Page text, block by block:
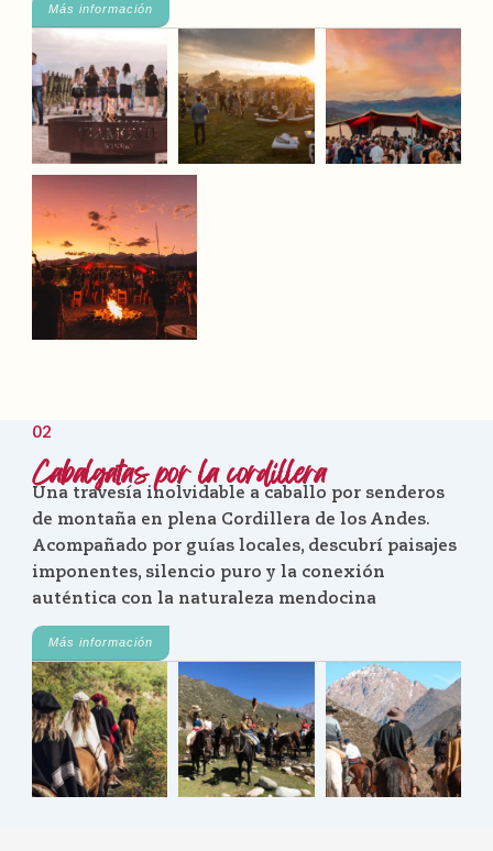
Más información
02
Cabalgatas por la cordillera
Una travesía inolvidable a caballo por senderos
de montaña en plena Cordillera de los Andes.
Acompañado por guías locales, descubrí paisajes
imponentes, silencio puro y la conexión
auténtica con la naturaleza mendocina
Más información